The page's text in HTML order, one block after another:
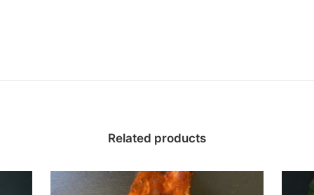
pièce (env. 600 g)
Related products